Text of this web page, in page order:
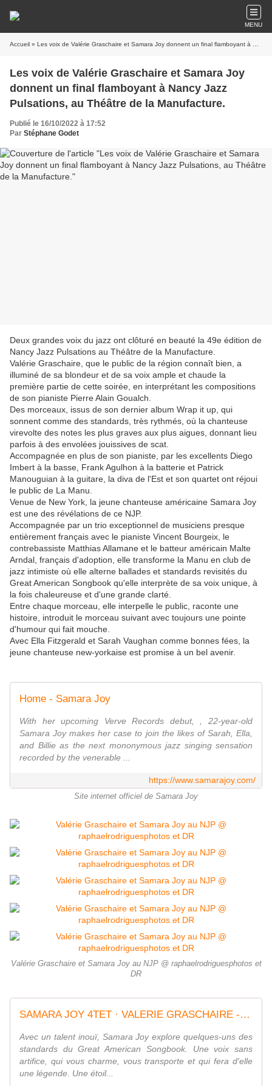
MENU
Accueil » Les voix de Valérie Graschaire et Samara Joy donnent un final flamboyant à Nancy Jazz Pulsations, au Théâtre de la Manufacture.
Les voix de Valérie Graschaire et Samara Joy
donnent un final flamboyant à Nancy Jazz
Pulsations, au Théâtre de la Manufacture.
Publié le 16/10/2022 à 17:52
Par Stéphane Godet
Deux grandes voix du jazz ont clôturé en beauté la 49e édition de
Nancy Jazz Pulsations au Théâtre de la Manufacture.
Valérie Graschaire, que le public de la région connaît bien, a
illuminé de sa blondeur et de sa voix ample et chaude la
première partie de cette soirée, en interprétant les compositions
de son pianiste Pierre Alain Goualch.
Des morceaux, issus de son dernier album Wrap it up, qui
sonnent comme des standards, très rythmés, où la chanteuse
virevolte des notes les plus graves aux plus aigues, donnant lieu
parfois à des envolées jouissives de scat.
Accompagnée en plus de son pianiste, par les excellents Diego
Imbert à la basse, Frank Agulhon à la batterie et Patrick
Manouguian à la guitare, la diva de l'Est et son quartet ont réjoui
le public de La Manu.
Venue de New York, la jeune chanteuse américaine Samara Joy
est une des révélations de ce NJP.
Accompagnée par un trio exceptionnel de musiciens presque
entièrement français avec le pianiste Vincent Bourgeix, le
contrebassiste Matthias Allamane et le batteur américain Malte
Arndal, français d'adoption, elle transforme la Manu en club de
jazz intimiste où elle alterne ballades et standards revisités du
Great American Songbook qu'elle interprète de sa voix unique, à
la fois chaleureuse et d'une grande clarté.
Entre chaque morceau, elle interpelle le public, raconte une
histoire, introduit le morceau suivant avec toujours une pointe
d'humour qui fait mouche.
Avec Ella Fitzgerald et Sarah Vaughan comme bonnes fées, la
jeune chanteuse new-yorkaise est promise à un bel avenir.
Home - Samara Joy
With her upcoming Verve Records debut, , 22-year-old
Samara Joy makes her case to join the likes of Sarah, Ella,
and Billie as the next mononymous jazz singing sensation
recorded by the venerable ...
https://www.samarajoy.com/
Site internet officiel de Samara Joy
Valérie Graschaire et Samara Joy au NJP @ raphaelrodriguesphotos et
DR
SAMARA JOY 4TET · VALERIE GRASCHAIRE - Nancy Jazz Pulsations : du 01 au 15 octobre 2022
Avec un talent inouï, Samara Joy explore quelques-uns des
standards du Great American Songbook. Une voix sans
artifice, qui vous charme, vous transporte et qui fera d'elle
une légende. Une étoil...